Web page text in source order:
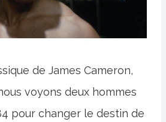
de James Cameron,
voyons deux hommes
pour changer le destin de